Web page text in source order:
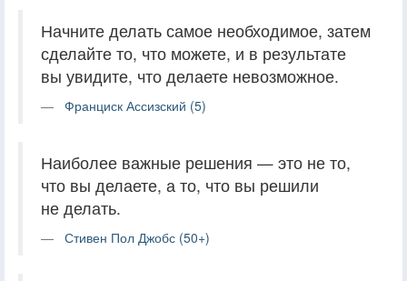
Начните делать самое необходимое, затем
сделайте то, что можете, и в результате
вы увидите, что делаете невозможное.
Франциск Ассизский (5)
Наиболее важные решения — это не то,
что вы делаете, а то, что вы решили
не делать.
Стивен Пол Джобс (50+)